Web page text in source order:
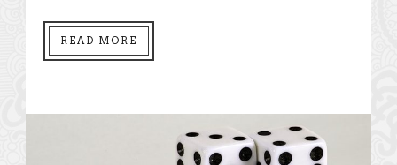
READ MORE